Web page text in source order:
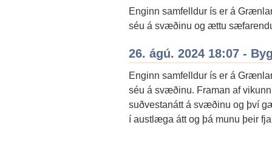
Enginn samfelldur ís er á
séu á svæðinu og ættu
26. ágú. 2024 18:07 -
Enginn samfelldur ís er á
séu á svæðinu. Framan af
suðvestanátt á svæðinu og því
í austlæga átt og þá munu þeir